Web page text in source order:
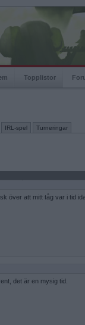
Topplistor
IRL-spel Turneringar
över att mitt tåg var i tid
det är en mysig tid.